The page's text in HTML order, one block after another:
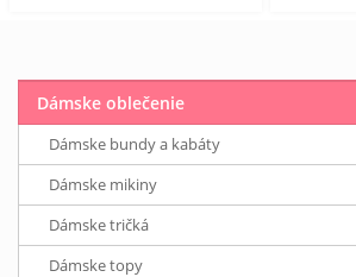
Dámske oblečenie
Dámske bundy a kabáty
Dámske mikiny
Dámske tričká
Dámske topy